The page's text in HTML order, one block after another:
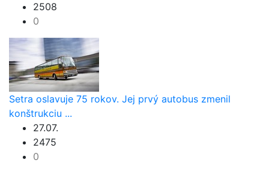
2508
0
Setra oslavuje 75 rokov. Jej prvý autobus zmenil
konštrukciu ...
27.07.
2475
0